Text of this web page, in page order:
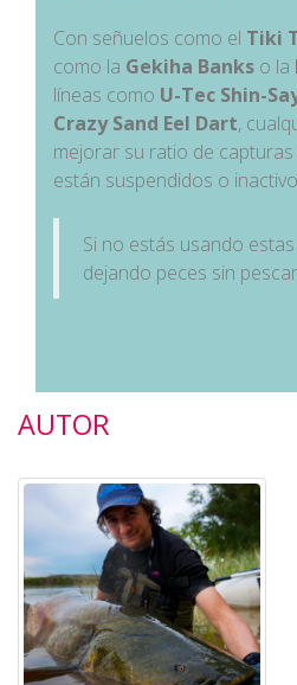
Con señuelos como el Tiki
como la Gekiha Banks o la
líneas como U-Tec Shin-
Crazy Sand Eel Dart,
mejorar su ratio de
están suspendidos o
Si no estás usando
dejando peces sin
AUTOR